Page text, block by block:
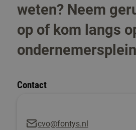
weten? Neem
op of kom langs
Contact
cvo@fontys.nl